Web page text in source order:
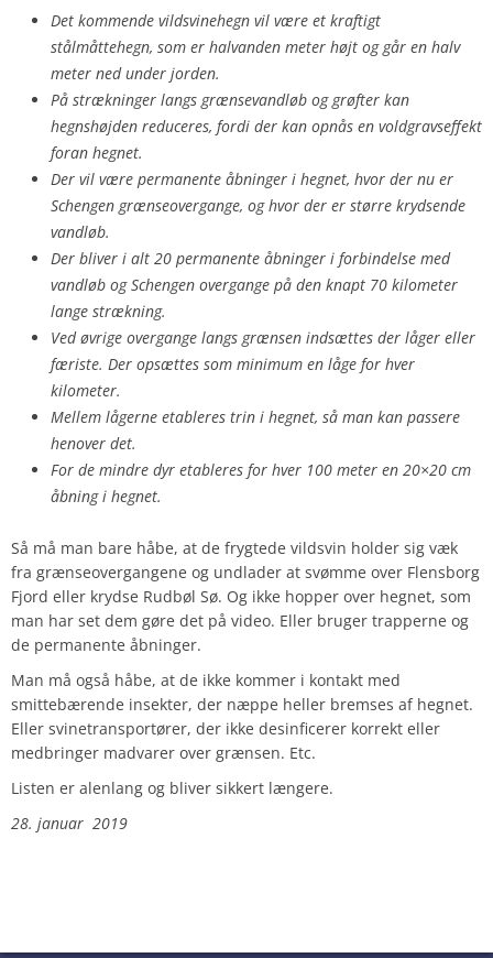
Det kommende vildsvinehegn vil være et kraftigt
stålmåttehegn, som er halvanden meter højt og går en halv
meter ned under jorden.
På strækninger langs grænsevandløb og grøfter kan
hegnshøjden reduceres, fordi der kan opnås en voldgravseffekt
foran hegnet.
Der vil være permanente åbninger i hegnet, hvor der nu er
Schengen grænseovergange, og hvor der er større krydsende
vandløb.
Der bliver i alt 20 permanente åbninger i forbindelse med
vandløb og Schengen overgange på den knapt 70 kilometer
lange strækning.
Ved øvrige overgange langs grænsen indsættes der låger eller
færiste. Der opsættes som minimum en låge for hver
kilometer.
Mellem lågerne etableres trin i hegnet, så man kan passere
henover det.
For de mindre dyr etableres for hver 100 meter en 20×20 cm
åbning i hegnet.
Så må man bare håbe, at de frygtede vildsvin holder sig væk
fra grænseovergangene og undlader at svømme over Flensborg
Fjord eller krydse Rudbøl Sø. Og ikke hopper over hegnet, som
man har set dem gøre det på video. Eller bruger trapperne og
de permanente åbninger.
Man må også håbe, at de ikke kommer i kontakt med
smittebærende insekter, der næppe heller bremses af hegnet.
Eller svinetransportører, der ikke desinficerer korrekt eller
medbringer madvarer over grænsen. Etc.
Listen er alenlang og bliver sikkert længere.
28. januar 2019